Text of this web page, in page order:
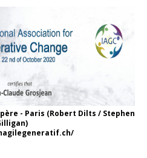
- Paris (Robert Dilts / Stephen